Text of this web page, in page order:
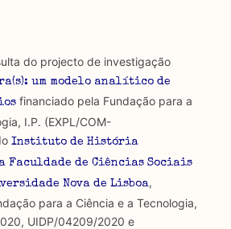
do projecto de investigação
um modelo analítico de
financiado pela Fundação para a
I.P. (EXPL/COM-
Instituto de História
Faculdade de Ciências Sociais
Nova de Lisboa,
para a Ciência e a Tecnologia,
UIDP/04209/2020 e